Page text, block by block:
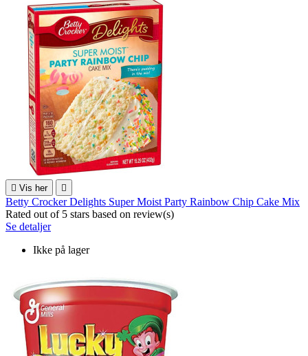
 Vis her 
Betty Crocker Delights Super Moist Party Rainbow Chip Cake Mix
Rated out of 5 stars based on review(s)
Se detaljer
Ikke på lager